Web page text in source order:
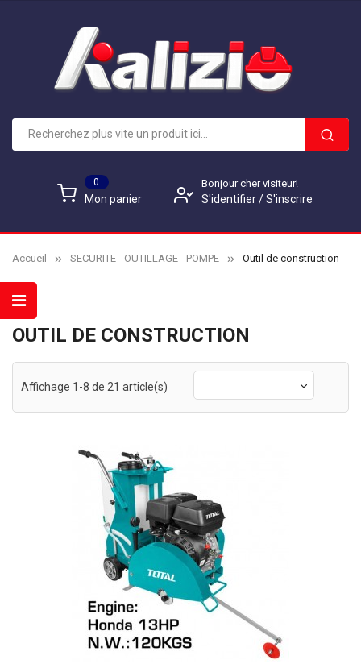
0
Mon panier
Bonjour cher visiteur!
S'identifier/ S'inscrire
Accueil SECURITE - OUTILLAGE - POMPE Outil de construction
OUTIL DE CONSTRUCTION
Affichage 1-8 de 21 article(s)